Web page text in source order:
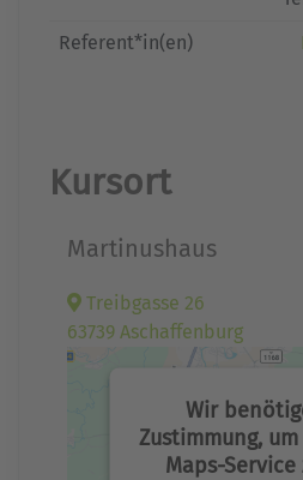
Referent*in(en)
Kursort
Martinushaus
Treibgasse 26
63739 Aschaffenburg
Wir
Zustimmung,
Maps-